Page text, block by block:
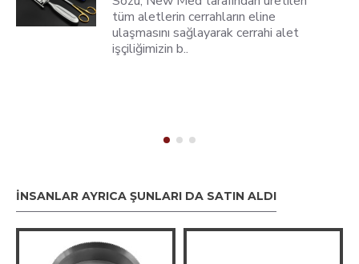
tüm aletlerin cerrahların eline
ulaşmasını sağlayarak cerrahi alet
işçiliğimizin b..
İNSANLAR AYRICA ŞUNLARI DA SATIN ALDI